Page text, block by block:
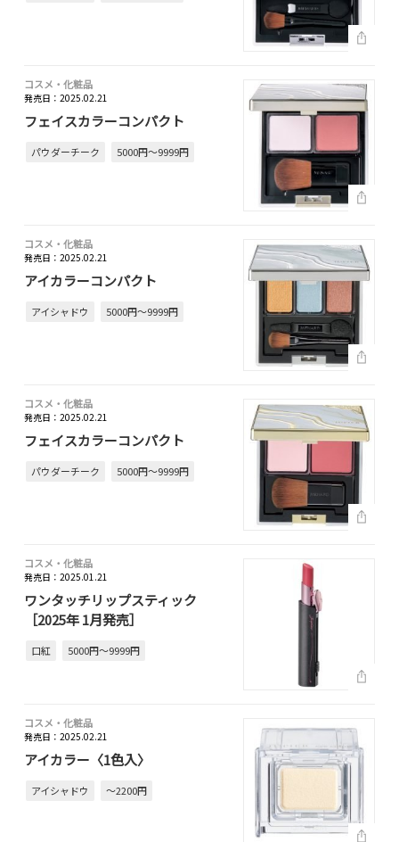
コスメ・化粧品
発売日：2025.02.21
フェイスカラーコンパクト
パウダーチーク 5000円～9999円
コスメ・化粧品
発売日：2025.02.21
アイカラーコンパクト
アイシャドウ 5000円～9999円
コスメ・化粧品
発売日：2025.02.21
フェイスカラーコンパクト
パウダーチーク 5000円～9999円
コスメ・化粧品
発売日：2025.01.21
ワンタッチリップスティック
［2025年 1月発売］
口紅 5000円～9999円
コスメ・化粧品
発売日：2025.02.21
アイカラー〈1色入〉
アイシャドウ ～2200円